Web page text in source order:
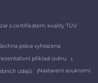
s certifikátem kvality TÜV
práva vyhrazena
příklad úvěru
údajů Nastavení soukromí